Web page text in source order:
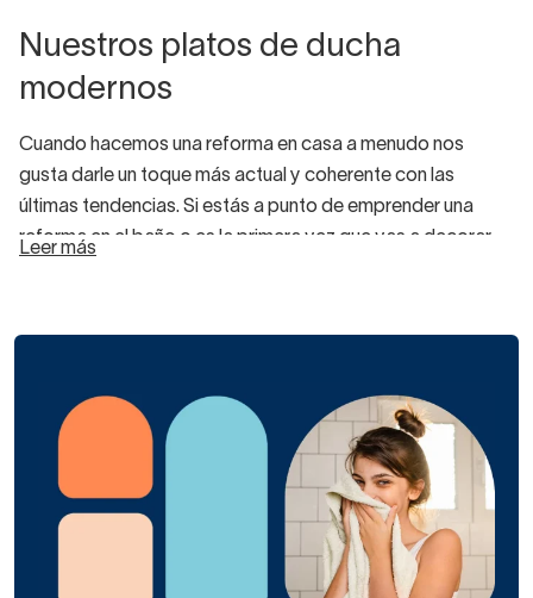
Nuestros platos de ducha
modernos
Cuando hacemos una reforma en casa a menudo nos
gusta darle un toque más actual y coherente con las
últimas tendencias. Si estás a punto de emprender una
reforma en el baño o es la primera vez que vas a decorar
¿sabes cómo son los platos de diseño más actual y
Son platos de ducha de materiales innovadores.
Son platos planos o a ras del suelo.
Son platos impermeables, antideslizantes y fáciles
Leer más